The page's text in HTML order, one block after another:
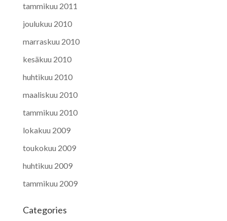
tammikuu 2011
joulukuu 2010
marraskuu 2010
kesäkuu 2010
huhtikuu 2010
maaliskuu 2010
tammikuu 2010
lokakuu 2009
toukokuu 2009
huhtikuu 2009
tammikuu 2009
Categories